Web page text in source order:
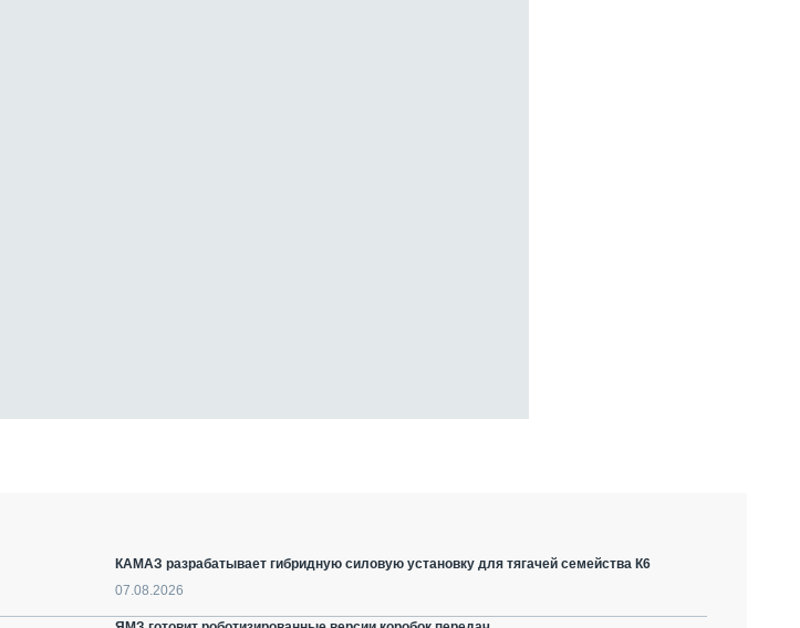
КАМАЗ разрабатывает гибридную силовую установку для тягачей семейства К6
07.08.2026